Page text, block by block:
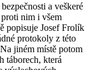
a veškeré
nim i všem
popisuje Josef Frolík
protokoly z této
jiném místě potom
táborech, která